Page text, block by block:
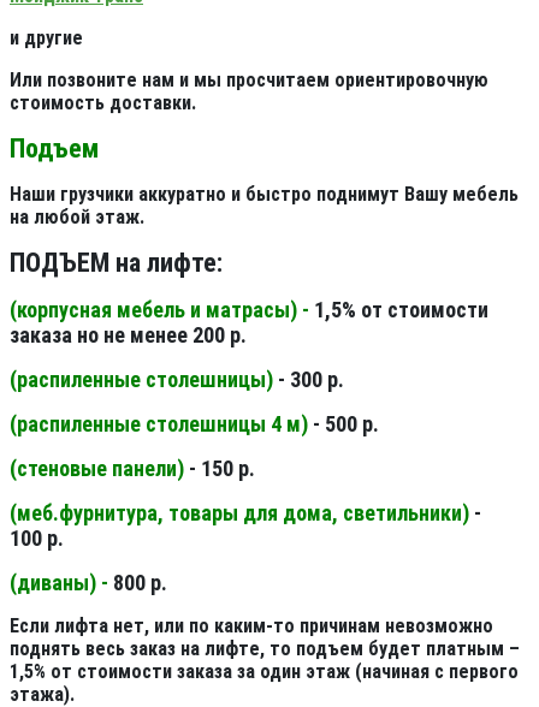
и другие
Или позвоните нам и мы просчитаем ориентировочную
стоимость доставки.
Подъем
Наши грузчики аккуратно и быстро поднимут Вашу мебель
на любой этаж.
ПОДЪЕМ на лифте:
(корпусная мебель и матрасы) - 1,5% от стоимости
заказа но не менее 200 р.
(распиленные столешницы) - 300 р.
(распиленные столешницы 4 м) - 500 р.
(стеновые панели) - 150 р.
(меб.фурнитура, товары для дома, светильники) -
100 р.
(диваны) - 800 р.
Если лифта нет, или по каким-то причинам невозможно
поднять весь заказ на лифте, то подъем будет платным –
1,5% от стоимости заказа за один этаж (начиная с первого
этажа).